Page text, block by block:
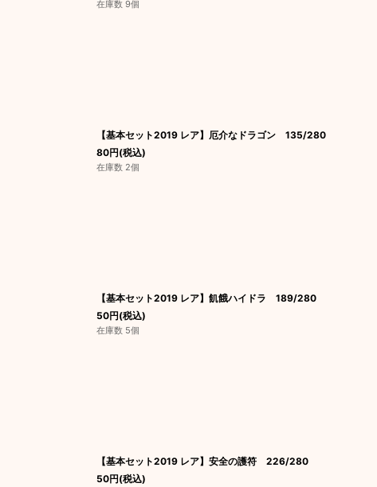
在庫数 9個
【基本セット2019 レア】厄介なドラゴン 135/280
80円(税込)
在庫数 2個
【基本セット2019 レア】飢餓ハイドラ 189/280
50円(税込)
在庫数 5個
【基本セット2019 レア】安全の護符 226/280
50円(税込)